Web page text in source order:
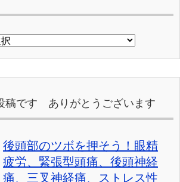
稿です ありがとうございます
後頭部のツボを押そう！眼精
疲労、緊張型頭痛、後頭神経
痛、三叉神経痛、ストレス性